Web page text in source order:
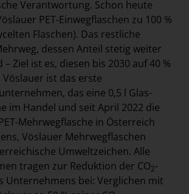
Verantwortung. Schon heute
PET-Einwegflaschen zu 100 %
Flaschen). Das restliche
dessen Anteil stetig weiter
Ziel ist es, diesen bis 2030 auf 40 %
ist das erste
das eine 0,5 l Glas-
im Handel und seit April 2022 die
Mehrwegflasche in Österreich
Vöslauer Mehrwegflaschen
Umweltzeichen. Alle
tragen zur Reduktion der CO2-
Unternehmens bei: Verglichen mit